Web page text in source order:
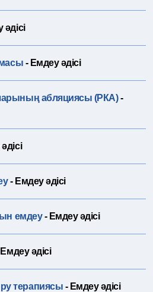
- Емдеу әдісі
абляциясы (РКА) -
- Емдеу әдісі
емдеу - Емдеу әдісі
әдісі
терапиясы - Емдеу әдісі